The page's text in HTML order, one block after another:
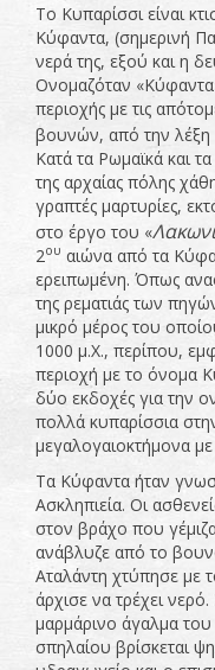
Το Κυπαρίσσι είναι
Κύφαντα, (σημερινή
νερά της, εξού και η
Ονομαζόταν
περιοχής με τις
βουνών, από την λέξη
Κατά τα Ρωμαϊκά και
της αρχαίας πόλης
γραπτές μαρτυρίες,
στο έργο του «
2ου αιώνα από τα
ερειπωμένη. Όπως
της ρεματιάς των
μικρό μέρος του
1000 μ.Χ., περίπου,
περιοχή με το όνομα
δύο εκδοχές για την
πολλά κυπαρίσσια
μεγαλογαιοκτήμονα
Τα Κύφαντα ήταν
Ασκληπιεία. Οι
στον βράχο που
ανάβλυζε από το
Αταλάντη χτύπησε με
άρχισε να τρέχει
μαρμάρινο άγαλμα
σπηλαίου βρίσκεται